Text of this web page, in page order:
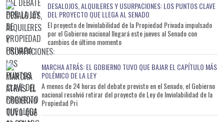
DESALOJOS, ALQUILERES Y USURPACIONES: LOS PUNTOS CLAVE
DEL PROYECTO QUE LLEGA AL SENADO
El proyecto de Inviolabilidad de la Propiedad Privada impulsado
por el Gobierno nacional llegará este jueves al Senado con
cambios de último momento
MARCHA ATRÁS: EL GOBIERNO TUVO QUE BAJAR EL CAPÍTULO MÁS
POLÉMICO DE LA LEY
A menos de 24 horas del debate previsto en el Senado, el Gobierno
nacional resolvió retirar del proyecto de Ley de Inviolabilidad de la
Propiedad Pri